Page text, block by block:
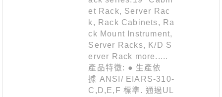
et Rack, Server Rac
k, Rack Cabinets, Ra
ck Mount Instrument,
Server Racks, K/D S
erver Rack more.....
產品特徵: ● 生產依
據 ANSI/ EIARS-310-
C,D,E,F 標準. 通過UL